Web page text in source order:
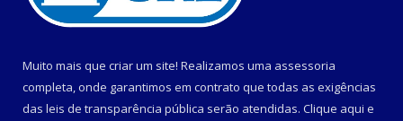
Muito mais que criar um site! Realizamos uma assessoria
completa, onde garantimos em contrato que todas as exigências
das leis de transparência pública serão atendidas. Clique aqui e